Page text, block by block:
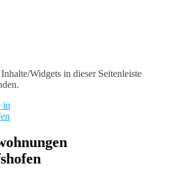
Widgets in dieser Seitenleiste
in